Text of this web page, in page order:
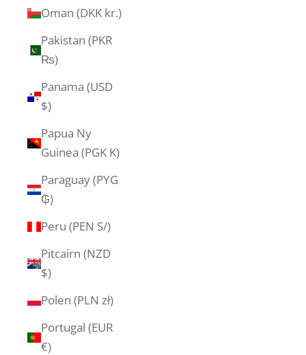
Oman (DKK kr.)
Pakistan (PKR
₨)
Panama (USD
$)
Papua Ny
Guinea (PGK K)
Paraguay (PYG
₲)
Peru (PEN S/)
Pitcairn (NZD
$)
Polen (PLN zł)
Portugal (EUR
€)